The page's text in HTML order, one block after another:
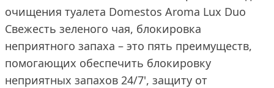
очищения туалета Domestos Aroma Lux Duo
Свежесть зеленого чая, блокировка
неприятного запаха – это пять преимуществ,
помогающих обеспечить блокировку
неприятных запахов 24/7', защиту от